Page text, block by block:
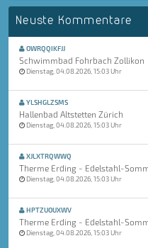
Neuste Kommentare
OWRQQIKFJJ
Schwimmbad Fohrbach Zollikon
Dienstag, 04.08.2026, 15:03 Uhr
YLSHGLZSMS
Hallenbad Altstetten Zürich
Dienstag, 04.08.2026, 15:03 Uhr
XJLXTRQWWQ
Therme Erding - Edelstahl-
Dienstag, 04.08.2026, 15:03 Uhr
HPTZUOUXWV
Therme Erding - Edelstahl-
Dienstag, 04.08.2026, 15:03 Uhr